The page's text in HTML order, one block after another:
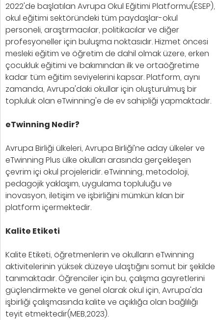
2022'de başlatılan Avrupa Okul Eğitimi Platformu(ESEP),
okul eğitimi sektöründeki tüm paydaşlar-okul
personeli, araştırmacılar, politikacılar ve diğer
profesyoneller için buluşma noktasıdır. Hizmet öncesi
mesleki eğitim ve öğretim de dahil olmak üzere, erken
çocukluk eğitimi ve bakımından ilk ve ortaöğretime
kadar tüm eğitim seviyelerini kapsar. Platform, aynı
zamanda, Avrupa'daki okullar için oluşturulmuş bir
topluluk olan eTwinning'e de ev sahipliği yapmaktadır.
eTwinning Nedir?
Avrupa Birliği ülkeleri, Avrupa Birliği’ne aday ülkeler ve
eTwinning Plus ülke okulları arasında gerçekleşen
çevrim içi okul projeleridir. eTwinning, metodoloji,
pedagojik yaklaşım, uygulama topluluğu ve
inovasyon, iletişim ve işbirliğini mümkün kılan bir
platform içermektedir.
Kalite Etiketi
Kalite Etiketi, öğretmenlerin ve okulların eTwinning
aktivitelerinin yüksek düzeye ulaştığını somut bir şekilde
tanımaktadır. Öğrenciler için bu, çalışma gayretlerini
güçlendirmekte ve genel olarak okul için, Avrupa'da
işbirliği çalışmasında kalite ve açıklığa olan bağlılığı
teyit etmektedir(MEB,2023).